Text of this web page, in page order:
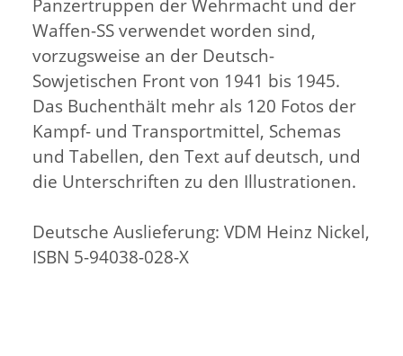
Panzertruppen der Wehrmacht und der
Waffen-SS verwendet worden sind,
vorzugsweise an der Deutsch-
Sowjetischen Front von 1941 bis 1945.
Das Buchenthält mehr als 120 Fotos der
Kampf- und Transportmittel, Schemas
und Tabellen, den Text auf deutsch, und
die Unterschriften zu den Illustrationen.
Deutsche Auslieferung: VDM Heinz Nickel,
ISBN 5-94038-028-X